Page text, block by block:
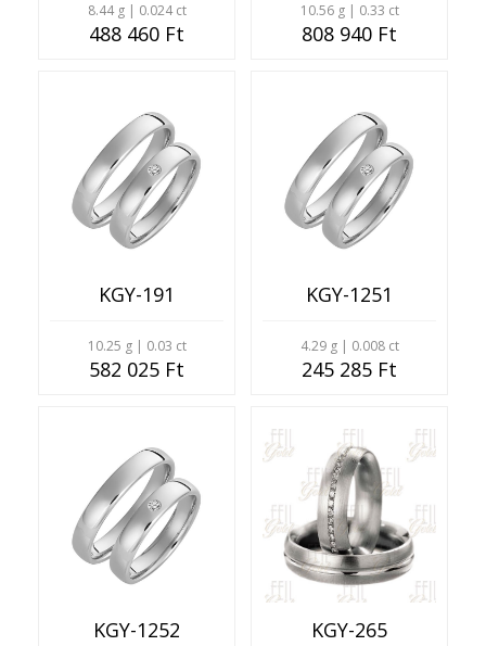
8.44 g | 0.024 ct
488 460 Ft
10.56 g | 0.33 ct
808 940 Ft
KGY-191
10.25 g | 0.03 ct
582 025 Ft
KGY-1251
4.29 g | 0.008 ct
245 285 Ft
KGY-1252 KGY-265